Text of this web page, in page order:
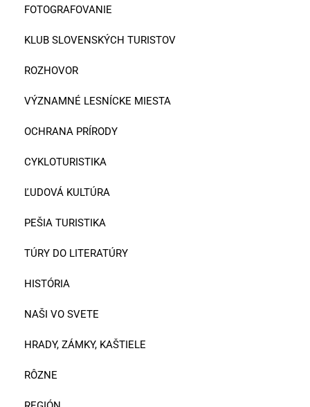
FOTOGRAFOVANIE
KLUB SLOVENSKÝCH TURISTOV
ROZHOVOR
VÝZNAMNÉ LESNÍCKE MIESTA
OCHRANA PRÍRODY
CYKLOTURISTIKA
ĽUDOVÁ KULTÚRA
PEŠIA TURISTIKA
TÚRY DO LITERATÚRY
HISTÓRIA
NAŠI VO SVETE
HRADY, ZÁMKY, KAŠTIELE
RÔZNE